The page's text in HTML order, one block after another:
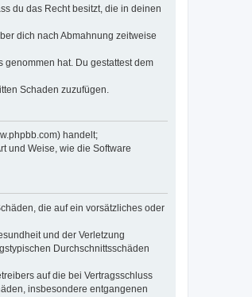
du das Recht besitzt, die in deinen
dich nach Abmahnung zeitweise
genommen hat. Du gestattest dem
Schaden zuzufügen.
handelt;
und Weise, wie die Software
die auf ein vorsätzliches oder
und der Verletzung
Durchschnittsschäden
auf die bei Vertragsschluss
insbesondere entgangenen